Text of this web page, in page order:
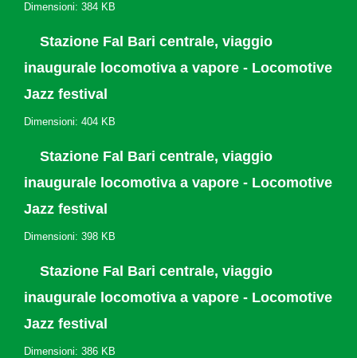
Dimensioni: 384 KB
Stazione Fal Bari centrale, viaggio
inaugurale locomotiva a vapore - Locomotive
Jazz festival
Dimensioni: 404 KB
Stazione Fal Bari centrale, viaggio
inaugurale locomotiva a vapore - Locomotive
Jazz festival
Dimensioni: 398 KB
Stazione Fal Bari centrale, viaggio
inaugurale locomotiva a vapore - Locomotive
Jazz festival
Dimensioni: 386 KB